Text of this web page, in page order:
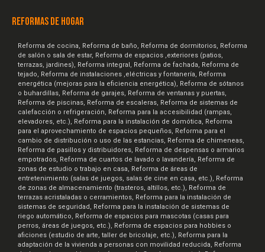
REFORMAS DE HOGAR
Reforma de cocina, Reforma de baño, Reforma de dormitorios, Reforma
de salón o sala de estar, Reforma de espacios ,exteriores (patios,
terrazas, jardines), Reforma integral, Reforma de fachada, Reforma de
tejado, Reforma de instalaciones ,eléctricas y fontanería, Reforma
energética (mejoras para la eficiencia energética), Reforma de sótanos
o buhardillas, Reforma de garajes, Reforma de ventanas y puertas,
Reforma de piscinas, Reforma de escaleras, Reforma de sistemas de
calefacción o refrigeración, Reforma para la accesibilidad (rampas,
elevadores, etc.), Reforma para la instalación de domótica, Reforma
para el aprovechamiento de espacios pequeños, Reforma para el
cambio de distribución o uso de las estancias, Reforma de chimeneas,
Reforma de pasillos y distribuidores, Reforma de despensas o armarios
empotrados, Reforma de cuartos de lavado o lavandería, Reforma de
zonas de estudio o trabajo en casa, Reforma de áreas de
entretenimiento (salas de juegos, salas de cine en casa, etc.), Reforma
de zonas de almacenamiento (trasteros, altillos, etc.), Reforma de
terrazas acristaladas o cerramientos, Reforma para la instalación de
sistemas de seguridad, Reforma para la instalación de sistemas de
riego automático, Reforma de espacios para mascotas (casas para
perros, áreas de juegos, etc.), Reforma de espacios para hobbies o
aficiones (estudio de arte, taller de bricolaje, etc.), Reforma para la
adaptación de la vivienda a personas con movilidad reducida, Reforma